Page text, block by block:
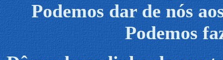
Podemos dar de nós
Podemos